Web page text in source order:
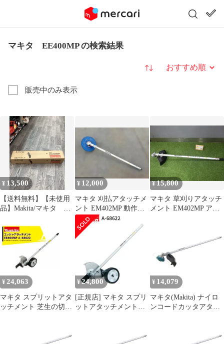
マキタ EE400MP の検索結果
販売中のみ表示
並び替え
¥ 13,500
【送料無料】【未使用
品】Makita/マキタ
ードカッタアタッチメ
ント【ハンズクラフト
島根出雲】
¥ 12,000
マキタ 刈払アタッチメ
ント EM402MP 動作品
送料無料
¥15,800
マキタ 草刈りアタッチ
メント EM402MP アタ
¥ 24,063
マキタ スプリットアタ
ッチメント 芝生の切り
68622 36V充電式スプリ
¥24,800
[正規店] マキタ スプリ
ットアタッチメント
¥ 14,079
マキタ(Makita) ナイロ
ンコードカッタアタッ